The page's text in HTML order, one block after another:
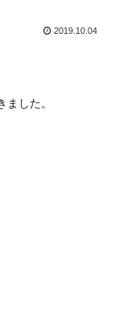
2019.10.04
した。